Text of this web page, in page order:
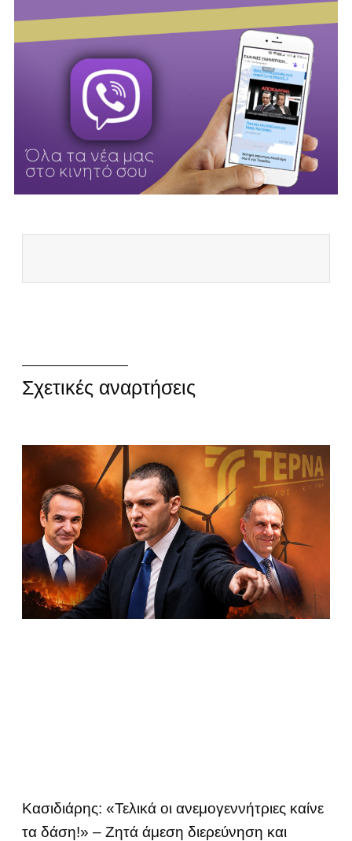
Σχετικές αναρτήσεις
Κασιδιάρης: «Τελικά οι ανεμογεννήτριες καίνε
τα δάση!» – Ζητά άμεση διερεύνηση και